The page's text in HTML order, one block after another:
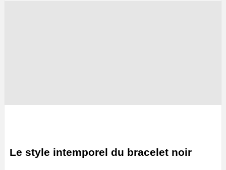
Le style intemporel du bracelet noir